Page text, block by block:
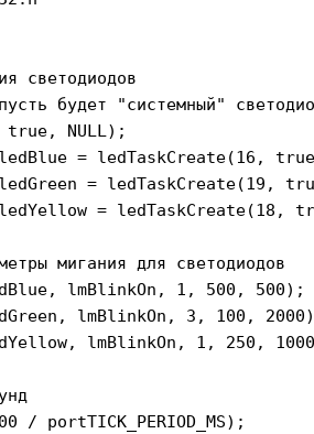
светодиодов
будет "системный"
NULL);
= ledTaskCreate(16,
= ledTaskCreate(19,
= ledTaskCreate(18,
мигания для светодиодов
lmBlinkOn, 1, 500, 500);
lmBlinkOn, 3, 100,
lmBlinkOn, 1, 250,
/ portTICK_PERIOD_MS);